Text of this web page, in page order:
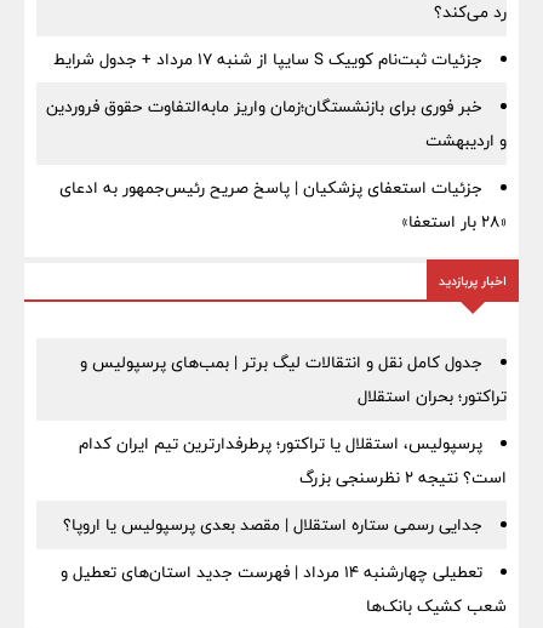
رد می‌کند؟
جزئیات ثبت‌نام کوییک S سایپا از شنبه ۱۷ مرداد + جدول شرایط
خبر فوری برای بازنشستگان؛زمان واریز مابه‌التفاوت حقوق فروردین
و اردیبهشت
جزئیات استعفای پزشکیان | پاسخ صریح رئیس‌جمهور به ادعای
«۲۸ بار استعفا»
اخبار پربازدید
جدول کامل نقل و انتقالات لیگ برتر | بمب‌های پرسپولیس و
تراکتور؛ بحران استقلال
پرسپولیس، استقلال یا تراکتور؛ پرطرفدارترین تیم ایران کدام
است؟ نتیجه ۲ نظرسنجی بزرگ
جدایی رسمی ستاره استقلال | مقصد بعدی پرسپولیس یا اروپا؟
تعطیلی چهارشنبه ۱۴ مرداد | فهرست جدید استان‌های تعطیل و
شعب کشیک بانک‌ها